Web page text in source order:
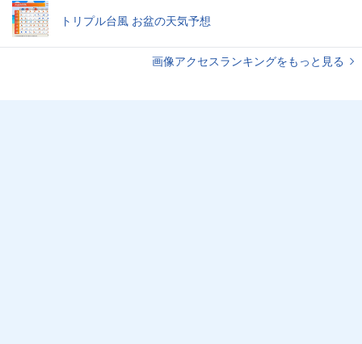
トリプル台風 お盆の天気予想
画像アクセスランキングをもっと見る